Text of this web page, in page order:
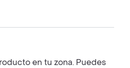
en tu zona. Puedes